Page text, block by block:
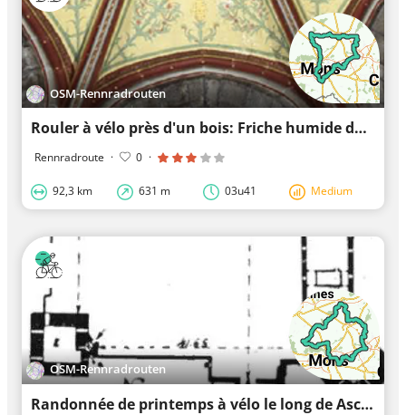
OSM-Rennradrouten
Rouler à vélo près d'un bois: Friche humide du Magna Park
Rennradroute · 0 ·
92,3 km 631 m 03u41 Medium
OSM-Rennradrouten
Randonnée de printemps à vélo le long de Ascenseur de Strépy-Thieu